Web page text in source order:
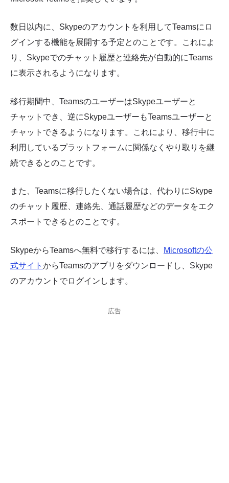
数日以内に、Skypeのアカウントを利用してTeamsにロ
グインする機能を展開する予定とのことです。これによ
り、Skypeでのチャット履歴と連絡先が自動的にTeams
に表示されるようになります。
移行期間中、TeamsのユーザーはSkypeユーザーと
チャットでき、逆にSkypeユーザーもTeamsユーザーと
チャットできるようになります。これにより、移行中に
利用しているプラットフォームに関係なくやり取りを継
続できるとのことです。
また、Teamsに移行したくない場合は、代わりにSkype
のチャット履歴、連絡先、通話履歴などのデータをエク
スポートできるとのことです。
SkypeからTeamsへ無料で移行するには、
Microsoftの公
式サイト からTeamsのアプリをダウンロードし、Skype
のアカウントでログインします。
広告